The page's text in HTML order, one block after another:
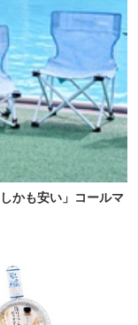
かも安い」コールマ